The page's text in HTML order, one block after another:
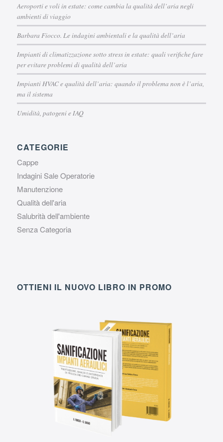
Aeroporti e voli in estate: come cambia la qualità dell’aria negli
ambienti di viaggio
Barbara Fiocco. Le indagini ambientali e la qualità dell’aria
Impianti di climatizzazione sotto stress in estate: quali verifiche fare
per evitare problemi di qualità dell’aria
Impianti HVAC e qualità dell’aria: quando il problema non è l’aria,
ma il sistema
Umidità, patogeni e IAQ
CATEGORIE
Cappe
Indagini Sale Operatorie
Manutenzione
Qualità dell'aria
Salubrità dell'ambiente
Senza Categoria
OTTIENI IL NUOVO LIBRO IN PROMO